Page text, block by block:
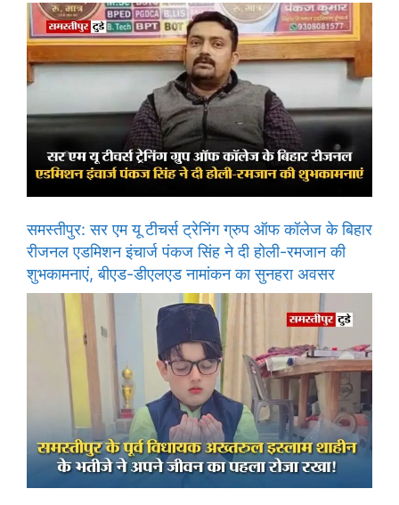
समस्तीपुर: सर एम यू टीचर्स ट्रेनिंग ग्रुप ऑफ कॉलेज के बिहार
रीजनल एडमिशन इंचार्ज पंकज सिंह ने दी होली-रमजान की
शुभकामनाएं, बीएड-डीएलएड नामांकन का सुनहरा अवसर